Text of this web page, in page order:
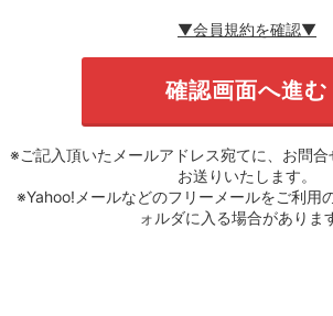
▼会員規約を確認▼
※ご記入頂いたメールアドレス宛てに、お問
お送りいたします。
※Yahoo!メールなどのフリーメールをご利用
ォルダに入る場合がありま